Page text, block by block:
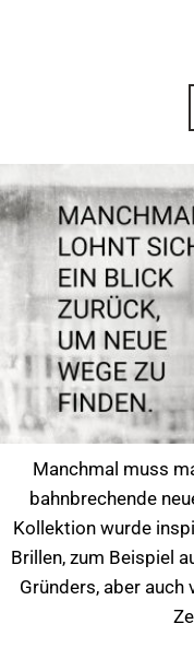
Manchmal muss
bahnbrechende
Kollektion wurde
Brillen, zum Beispiel
Gründers, aber